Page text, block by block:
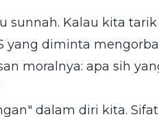
sunnah. Kalau kita tarik
yang diminta
moralnya: apa sih
dalam diri kita. Sifat